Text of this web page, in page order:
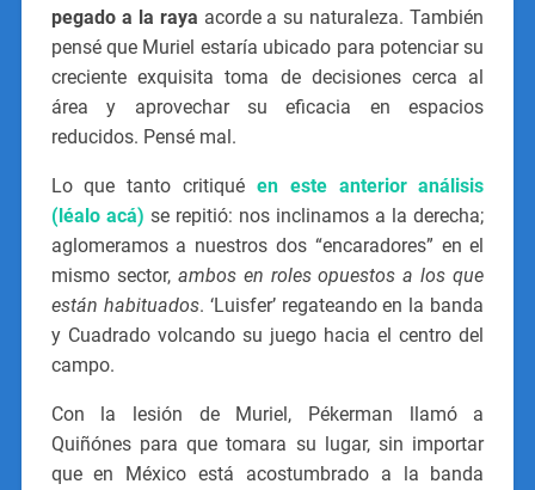
pegado a la raya acorde a su naturaleza. También
pensé que Muriel estaría ubicado para potenciar su
creciente exquisita toma de decisiones cerca al
área y aprovechar su eficacia en espacios
reducidos. Pensé mal.
Lo que tanto critiqué en este anterior análisis
(léalo acá) se repitió: nos inclinamos a la derecha;
aglomeramos a nuestros dos “encaradores” en el
mismo sector, ambos en roles opuestos a los que
están habituados. ‘Luisfer’ regateando en la banda
y Cuadrado volcando su juego hacia el centro del
campo.
Con la lesión de Muriel, Pékerman llamó a
Quiñónes para que tomara su lugar, sin importar
que en México está acostumbrado a la banda